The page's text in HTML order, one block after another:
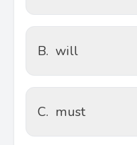
B. will
C. must